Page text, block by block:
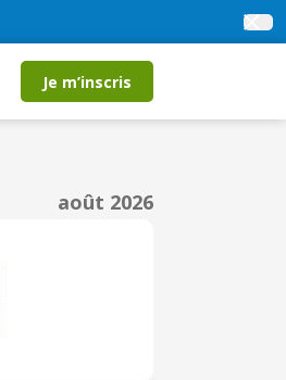
Je m’inscris
août 2026